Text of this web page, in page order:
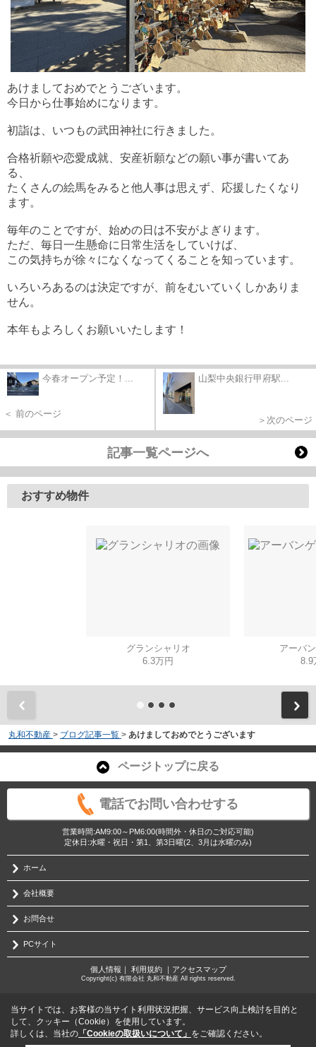
あけましておめでとうございます。
今日から仕事始めになります。
初詣は、いつもの武田神社に行きました。
合格祈願や恋愛成就、安産祈願などの願い事が書いてあ
る、
たくさんの絵馬をみると他人事は思えず、応援したくなり
ます。
毎年のことですが、始めの日は不安がよぎります。
ただ、毎日一生懸命に日常生活をしていけば、
この気持ちが徐々になくなってくることを知っています。
いろいろあるのは決定ですが、前をむいていくしかありま
せん。
本年もよろしくお願いいたします！
今春オープン予定！...
＜ 前のページ
山梨中央銀行甲府駅...
＞次のページ
記事一覧ページへ
おすすめ物件
グランシャリオ
6.3万円
アーバ
8.9
丸和不動産 > ブログ記事一覧 > あけましておめでとうございます
ページトップに戻る
電話でお問い合わせする
営業時間:AM9:00～PM6:00(時間外・休日のご対応可能)
定休日:水曜・祝日・第1、第3日曜(2、3月は水曜のみ)
ホーム
会社概要
お問合せ
PCサイト
個人情報 ｜ 利用規約｜ アクセスマップ
Copyright(c) 有限会社 丸和不動産 All rights reserved.
当サイトでは、お客様の当サイト利用状況把握、サービス向上検討を目的と
して、クッキー（Cookie）を使用しています。
詳しくは、当社の 「Cookieの取扱いについて」 をご確認ください。